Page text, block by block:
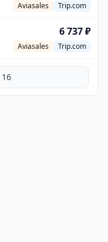
Aviasales Trip.com
6 737 ₽
Aviasales Trip.com
16